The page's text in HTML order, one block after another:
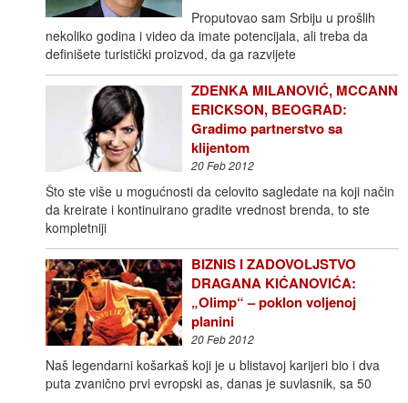
Proputovao sam Srbiju u prošlih
nekoliko godina i video da imate potencijala, ali treba da
definišete turistički proizvod, da ga razvijete
ZDENKA MILANOVIĆ, MCCANN
ERICKSON, BEOGRAD:
Gradimo partnerstvo sa
klijentom
20 Feb 2012
Što ste više u mogućnosti da celovito sagledate na koji način
da kreirate i kontinuirano gradite vrednost brenda, to ste
kompletniji
BIZNIS I ZADOVOLJSTVO
DRAGANA KIĆANOVIĆA:
„Olimp“ – poklon voljenoj
planini
20 Feb 2012
Naš legendarni košarkaš koji je u blistavoj karijeri bio i dva
puta zvanično prvi evropski as, danas je suvlasnik, sa 50